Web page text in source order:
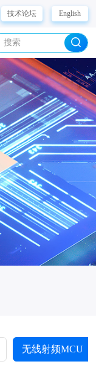
技术论坛 English
无线射频MCU